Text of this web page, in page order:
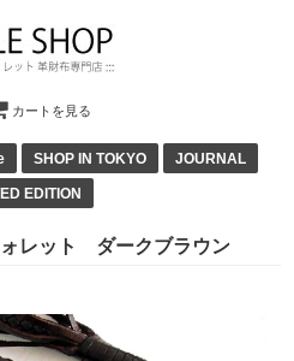
カートを見る
SHOP IN TOKYO JOURNAL
EDITION
レット ダークブラウン